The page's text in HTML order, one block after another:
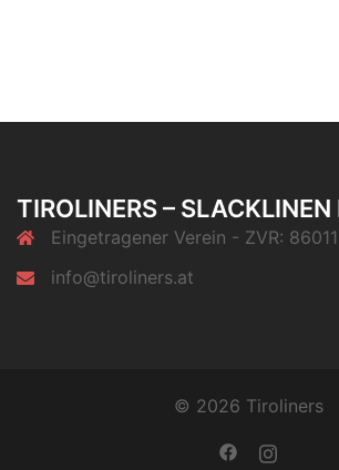
TIROLINERS – SLACKLINEN
Eingetragener Verein - ZVR:
info@tiroliners.at
© 2026 Tiroliners